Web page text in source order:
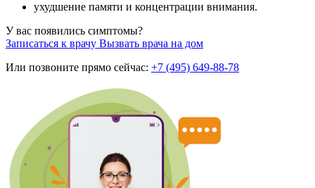
ухудшение памяти и концентрации внимания.
У вас появились симптомы?
Записаться к врачу Вызвать врача на дом
Или позвоните прямо сейчас: +7 (495) 649-88-78